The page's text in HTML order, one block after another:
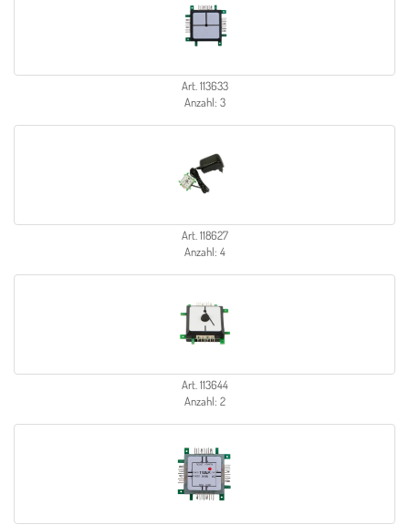
Art. 113633
Anzahl: 3
Art. 118627
Anzahl: 4
Art. 113644
Anzahl: 2